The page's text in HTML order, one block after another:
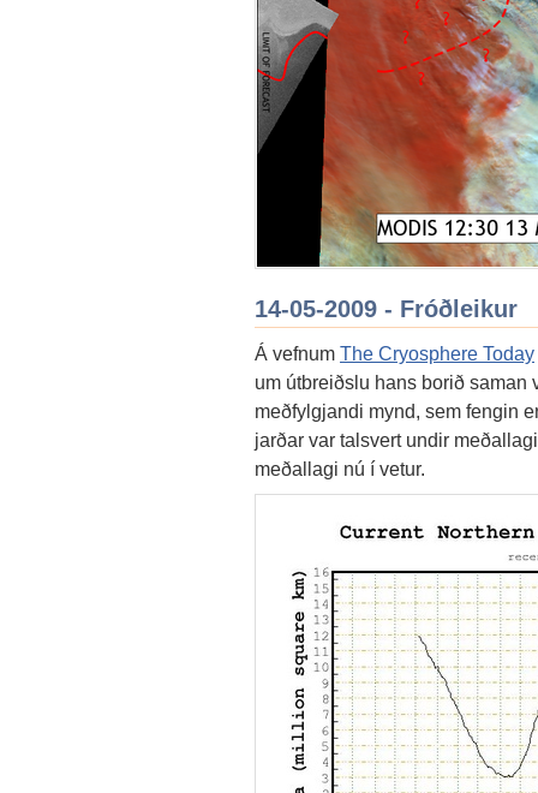
14-05-2009 - Fróðleikur
Á vefnum The Cryosphere Today
um útbreiðslu hans borið
meðfylgjandi mynd, sem fengin
jarðar var talsvert undir
meðallagi nú í vetur.